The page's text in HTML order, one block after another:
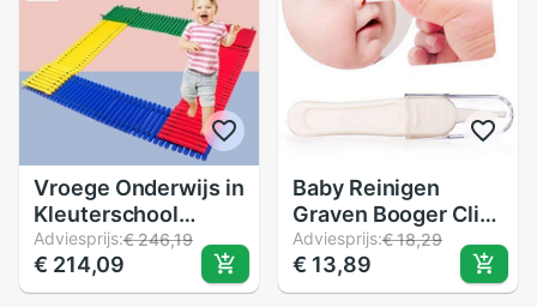
Vroege Onderwijs in
Kleuterschool
Balans Paden voor
Kinderen Balans
Balken voor Baby
Adviesprijs:€ 246,19
€ 214,09
Baby Reinigen
Graven Booger Clip
Baby Schoonmaken
Oor Neus Navel
Veiligheid Pincet
Adviesprijs:€ 18,29
€ 13,89